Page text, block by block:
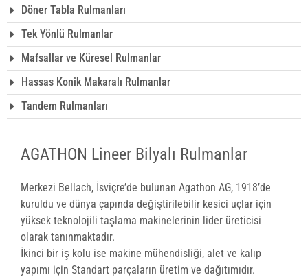
Döner Tabla Rulmanları
Tek Yönlü Rulmanlar
Mafsallar ve Küresel Rulmanlar
Hassas Konik Makaralı Rulmanlar
Tandem Rulmanları
AGATHON Lineer Bilyalı Rulmanlar
Merkezi Bellach, İsviçre’de bulunan Agathon AG, 1918’de
kuruldu ve dünya çapında değiştirilebilir kesici uçlar için
yüksek teknolojili taşlama makinelerinin lider üreticisi
olarak tanınmaktadır.
İkinci bir iş kolu ise makine mühendisliği, alet ve kalıp
yapımı için Standart parçaların üretim ve dağıtımıdır.